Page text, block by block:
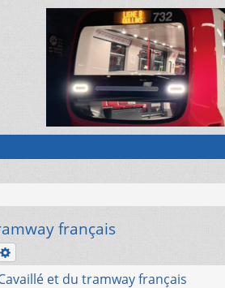
français
et du tramway français